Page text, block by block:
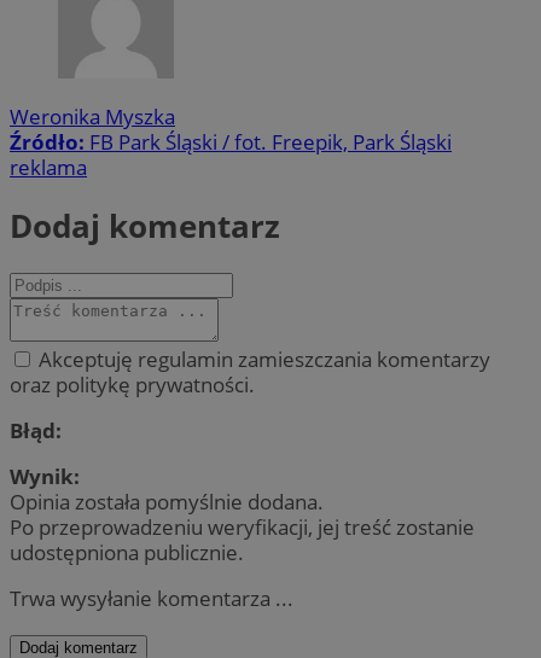
Weronika Myszka
Źródło: FB Park Śląski / fot. Freepik, Park Śląski
reklama
Dodaj komentarz
Akceptuję regulamin zamieszczania komentarzy
oraz politykę prywatności.
Błąd:
Wynik:
Opinia została pomyślnie dodana.
Po przeprowadzeniu weryfikacji, jej treść zostanie
udostępniona publicznie.
Trwa wysyłanie komentarza ...
Dodaj komentarz